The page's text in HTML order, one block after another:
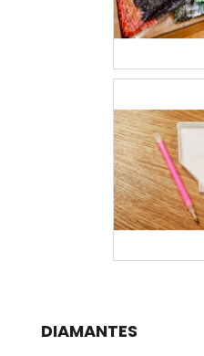
DIAMANTES